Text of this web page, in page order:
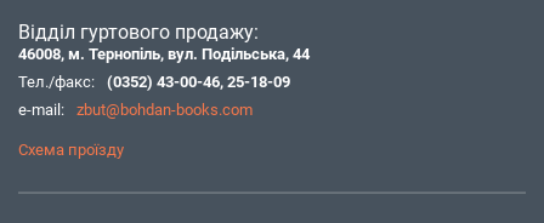
Відділ гуртового продажу:
46008, м. Тернопіль, вул. Подільська, 44
Тел./факс:
(0352) 43-00-46, 25-18-09
e-mail:
zbut@bohdan-books.com
Схема проїзду